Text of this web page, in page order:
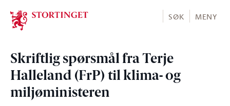
Stortinget.no
SØK MENY
Skriftlig spørsmål fra Terje
Halleland (FrP) til klima- og
miljøministeren